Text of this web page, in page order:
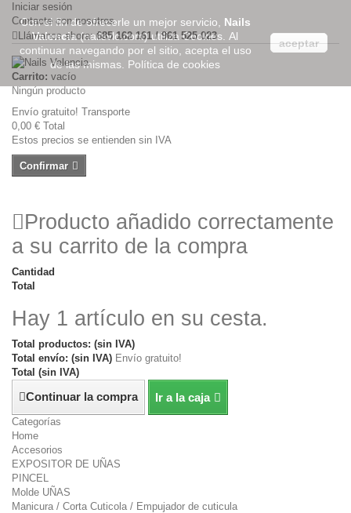
Iniciar sesión
Contacte con nosotros
Llámanos ahora:685 162 161 / 961 525 023
Carrito: vacío
Ningún producto
Envío gratuito! Transporte
0,00 € Total
Estos precios se entienden sin IVA
Confirmar
Producto añadido correctamente
a su carrito de la compra
Cantidad
Total
Hay 1 artículo en su cesta.
Total productos: (sin IVA)
Total envío: (sin IVA) Envío gratuito!
Total (sin IVA)
Continuar la compra Ir a la caja
Categorías
Home
Accesorios
EXPOSITOR DE UÑAS
PINCEL
Molde UÑAS
Manicura / Corta Cuticola / Empujador de cuticula
Con el fin de ofrecerle un mejor servicio, Nails
Valencia(nailsvlc.com) utiliza Cookies. Al
continuar navegando por el sitio, acepta el uso
de las mismas. Política de cookies
aceptar